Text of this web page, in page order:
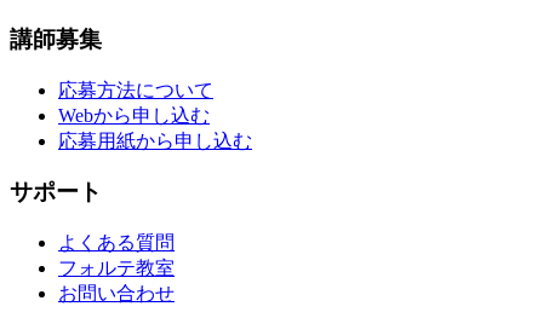
講師募集
応募方法について
Webから申し込む
応募用紙から申し込む
サポート
よくある質問
フォルテ教室
お問い合わせ